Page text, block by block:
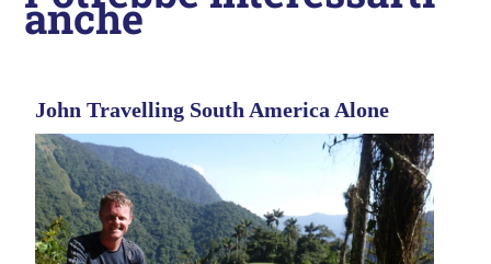
anche
John Travelling South America Alone